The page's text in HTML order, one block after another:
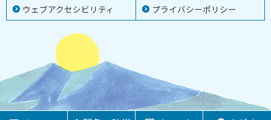
ウェブアクセシビリティ
プライバシーポリシー